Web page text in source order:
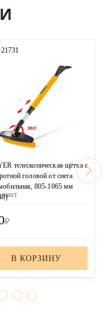
21731
телескопическая щётка с
головой от снега
805-1065 мм
зашт
₽
В КОРЗИНУ